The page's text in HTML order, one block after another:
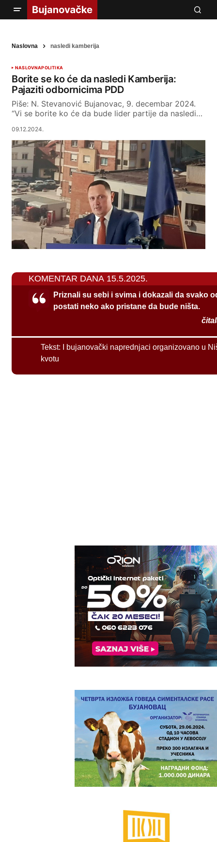
Naslovna nasledi kamberija
NASLOVNAPOLITIKA
Borite se ko će da nasledi Kamberija:
Pajaziti odbornicima PDD
Piše: N. Stevanović Bujanovac, 9. decembar 2024.
“Vi se borite ko će da bude lider partije da nasledi…
09.12.2024.
KOMENTAR DANA 15.5.2025.
Priznali su sebi i svima i dokazali da svako
postati neko ako pristane da bude ništa.
Tekst:
I bujanovački naprednjaci organizovano u
kvotu